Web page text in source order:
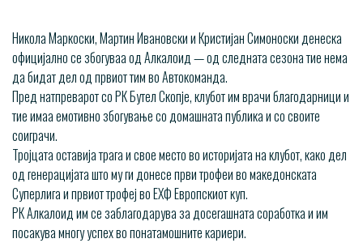
Никола Маркоски, Мартин Ивановски и Кристијан Симоноски денеска
официјално се збогуваа од Алкалоид — од следната сезона тие нема
да бидат дел од првиот тим во Автокоманда.
Пред натпреварот со РК Бутел Скопје, клубот им врачи благодарници и
тие имаа емотивно збогување со домашната публика и со своите
соиграчи.
Тројцата оставија трага и свое место во историјата на клубот, како дел
од генерацијата што му ги донесе први трофеи во македонската
Суперлига и првиот трофеј во ЕХФ Европскиот куп.
РК Алкалоид им се заблагодарува за досегашната соработка и им
посакува многу успех во понатамошните кариери.